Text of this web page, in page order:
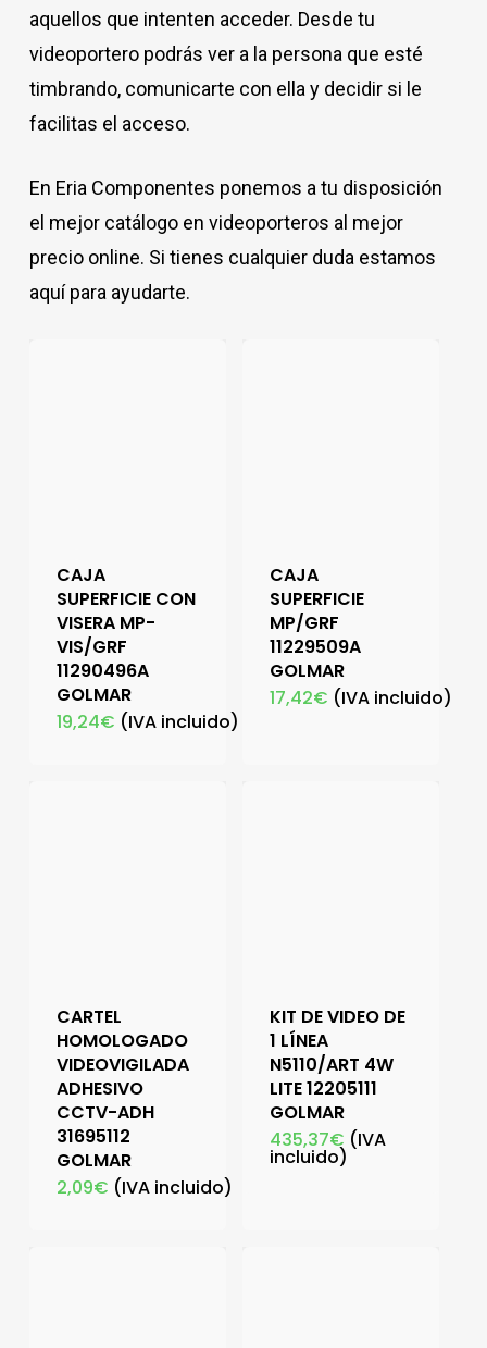
aquellos que intenten acceder. Desde tu
videoportero podrás ver a la persona que esté
timbrando, comunicarte con ella y decidir si le
facilitas el acceso.
En Eria Componentes ponemos a tu disposición
el mejor catálogo en videoporteros al mejor
precio online. Si tienes cualquier duda estamos
aquí para ayudarte.
CAJA
SUPERFICIE CON
VISERA MP-
VIS/GRF
11290496A
GOLMAR
19,24€ (IVA incluido)
CAJA
SUPERFICIE
MP/GRF
11229509A
GOLMAR
17,42€ (IVA incluido)
CARTEL
HOMOLOGADO
VIDEOVIGILADA
ADHESIVO
CCTV-ADH
31695112
GOLMAR
2,09€ (IVA incluido)
KIT DE VIDEO DE
1 LÍNEA
N5110/ART 4W
LITE 12205111
GOLMAR
435,37€ (IVA
incluido)